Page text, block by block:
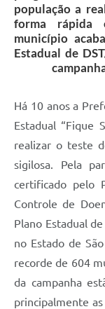
população a
forma rápida
município
Estadual de
Há 10 anos a
Estadual “Fique
realizar o teste
sigilosa. Pela
certificado pelo
Controle de
Plano Estadual
no Estado de
recorde de 604
da campanha
principalmente